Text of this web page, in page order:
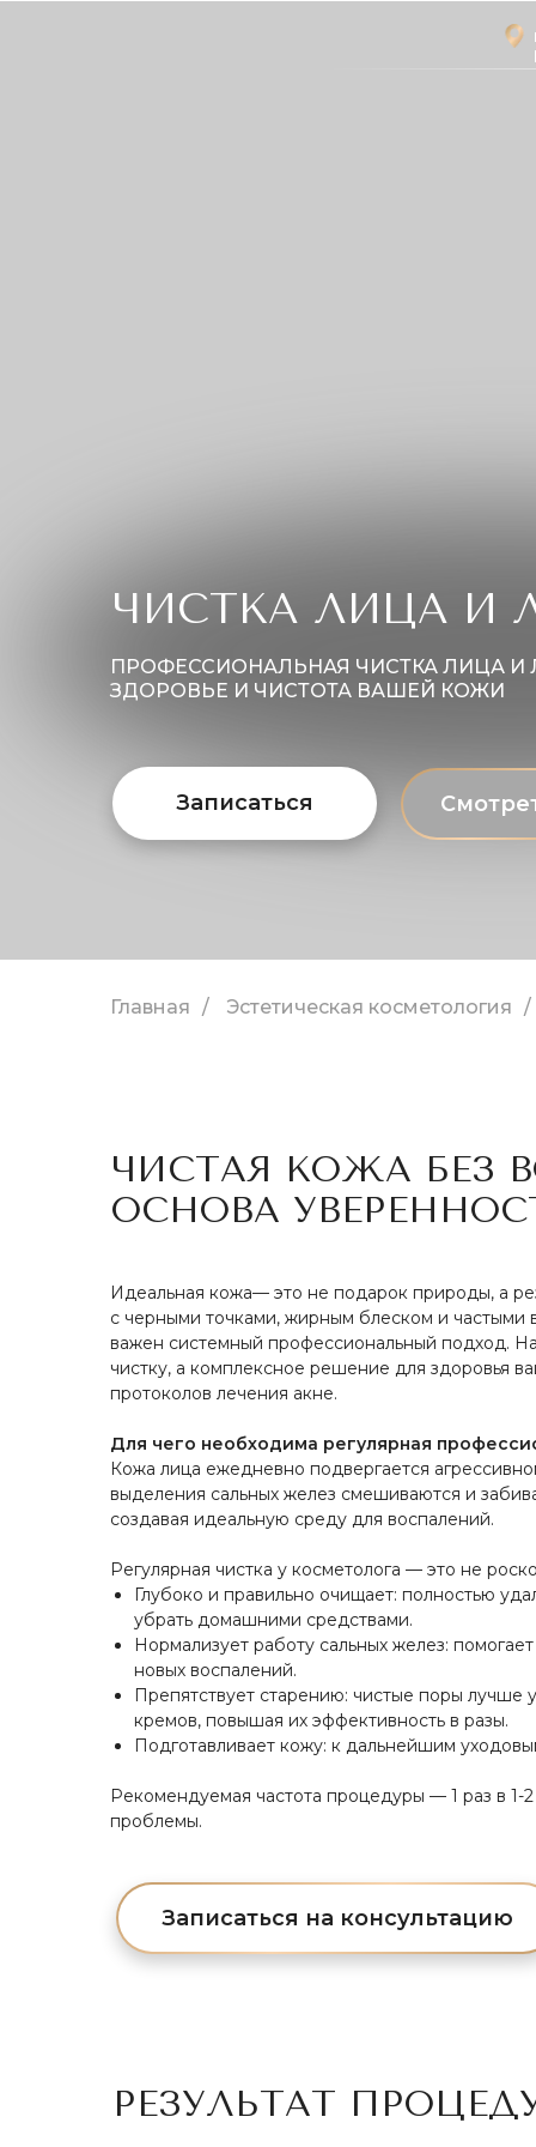
ЧИСТКА ЛИЦА И
ПРОФЕССИОНАЛЬНАЯ ЧИСТКА ЛИЦА И
ЗДОРОВЬЕ И ЧИСТОТА ВАШЕЙ КОЖИ
Записаться
Главная / Эстетическая косметология /
Записаться на консультацию
ЧИСТАЯ КОЖА БЕЗ
ОСНОВА
Идеальная кожа— это не подарок природы, а
с черными точками, жирным блеском и
важен системный профессиональный подход.
чистку, а комплексное решение для здоровья
протоколов лечения акне.
Для чего необходима регулярная
Кожа лица ежедневно подвергается
выделения сальных желез смешиваются и
создавая идеальную среду для воспалений.
Регулярная чистка у косметолога — это не
Глубоко и правильно очищает: полностью
убрать домашними средствами.
Нормализует работу сальных желез:
новых воспалений.
Препятствует старению: чистые поры лучше
кремов, повышая их эффективность в разы.
Подготавливает кожу: к дальнейшим
Рекомендуемая частота процедуры — 1 раз в 1-
проблемы.
РЕЗУЛЬТАТ